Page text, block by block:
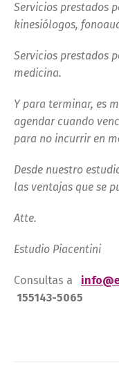
Servicios prestados
kinesiólogos,
Servicios prestados
medicina.
Y para terminar, es
agendar cuando
para no incurrir en
Desde nuestro
las ventajas que se
Atte.
Estudio Piacentini
Consultas a
155143-5065